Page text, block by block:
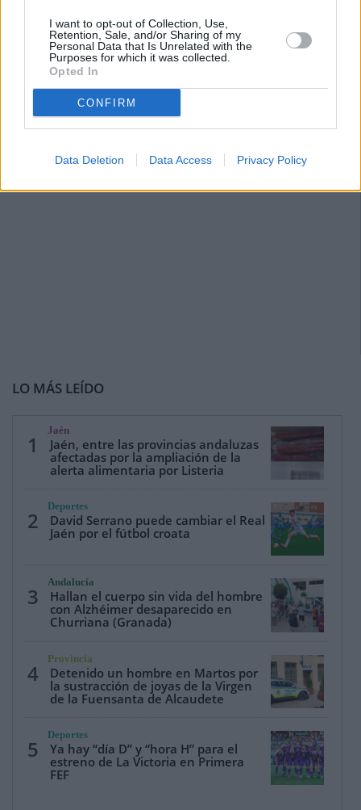
I want to opt-out of Collection, Use,
Retention, Sale, and/or Sharing of my
Personal Data that Is Unrelated with the
Purposes for which it was collected.
Opted In
CONFIRM
Data Deletion Data Access Privacy Policy
LO MÁS LEÍDO
1
Jaén
Jaén, entre las provincias andaluzas
afectadas por la ampliación de la
alerta alimentaria por Listeria
2
Deportes
David Serrano puede cambiar el Real
Jaén por el fútbol croata
3
Andalucía
Hallan el cuerpo sin vida del hombre
con Alzhéimer desaparecido en
Churriana (Granada)
4
Provincia
Detenido un hombre en Martos por
la sustracción de joyas de la Virgen
de la Fuensanta de Alcaudete
5
Deportes
Ya hay “día D” y “hora H” para el
estreno de La Victoria en Primera
FEF